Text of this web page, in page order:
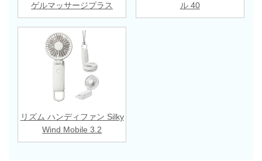
ゲルマッサージプラス
ル 40
リズム ハンディファン Silky
Wind Mobile 3.2